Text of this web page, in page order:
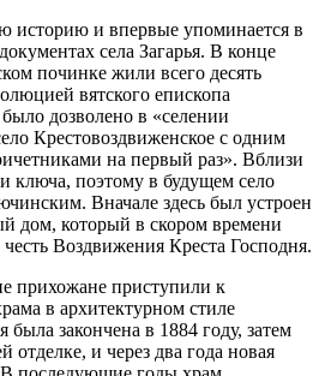
и впервые упоминается в
села Загарья. В конце
починке жили всего десять
вятского епископа
дозволено в «селении
Крестовоздвиженское с одним
на первый раз». Вблизи
ключа, поэтому в будущем село
Вначале здесь был устроен
дом, который в скором времени
Воздвижения Креста Господня.
прихожане приступили к
в архитектурном стиле
была закончена в 1884 году, затем
отделке, и через два года новая